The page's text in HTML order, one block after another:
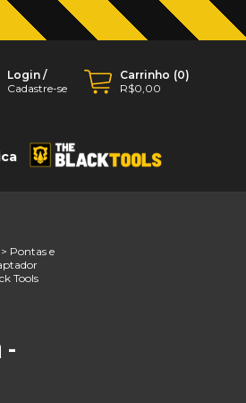
Login/
Cadastre-se
Carrinho (0)
R$0,00
> Pontas e
Tools
-